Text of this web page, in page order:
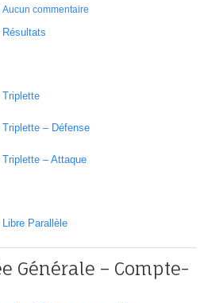
Aucun commentaire
– Défense
– Attaque
Parallèle
Générale – Compte-